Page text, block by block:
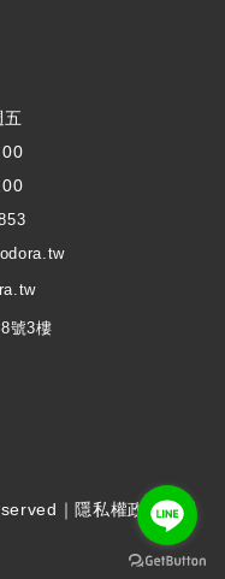
五
號3樓
｜隱私權政策｜退